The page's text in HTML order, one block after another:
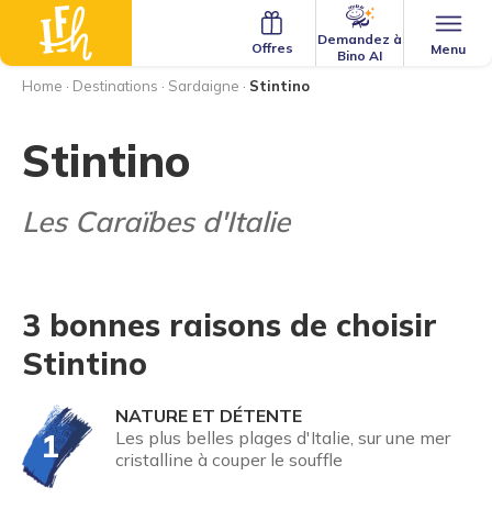
Menu
Demandez à
Bino AI
Offres
Home · Destinations · Sardaigne · Stintino
Stintino
Les Caraïbes d'Italie
3 bonnes raisons de choisir
Stintino
1
NATURE ET DÉTENTE
Les plus belles plages d'Italie, sur une mer
cristalline à couper le souffle